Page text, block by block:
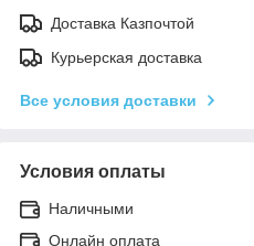
Доставка Казпочтой
Курьерская доставка
Все условия доставки
Условия оплаты
Наличными
Онлайн оплата